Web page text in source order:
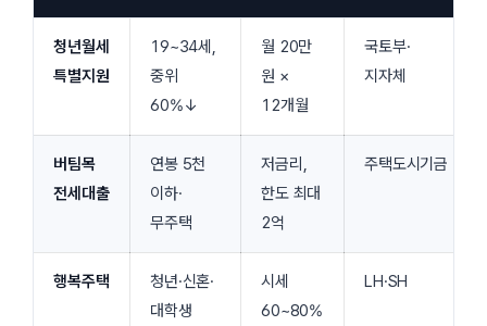
청년월세
특별지원
19~34세,
중위
60%↓
월 20만
원 ×
12개월
국토부·
지자체
버팀목
전세대출
연봉 5천
이하·
무주택
저금리,
한도 최대
2억
주택도시기금
행복주택
청년·신혼·
대학생
시세
60~80%
LH·SH